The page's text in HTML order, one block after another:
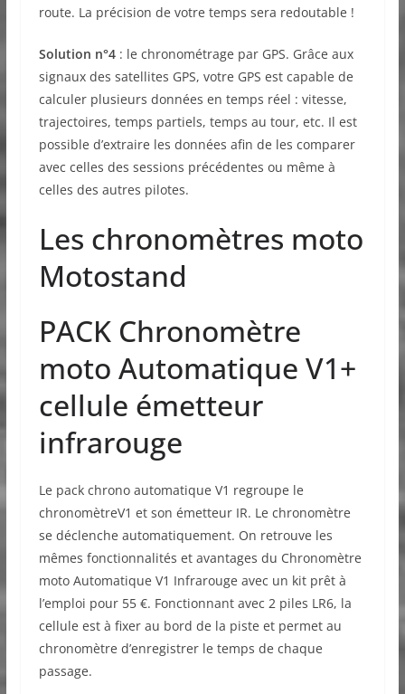
route. La précision de votre temps sera redoutable !
Solution n°4: le chronométrage par GPS. Grâce aux
signaux des satellites GPS, votre GPS est capable de
calculer plusieurs données en temps réel : vitesse,
trajectoires, temps partiels, temps au tour, etc. Il est
possible d’extraire les données afin de les comparer
avec celles des sessions précédentes ou même à
celles des autres pilotes.
Les chronomètres moto
Motostand
PACK Chronomètre
moto Automatique V1+
cellule émetteur
infrarouge
Le pack chrono automatique V1 regroupe le
chronomètreV1 et son émetteur IR. Le chronomètre
se déclenche automatiquement. On retrouve les
mêmes fonctionnalités et avantages du Chronomètre
moto Automatique V1 Infrarouge avec un kit prêt à
l’emploi pour 55 €. Fonctionnant avec 2 piles LR6, la
cellule est à fixer au bord de la piste et permet au
chronomètre d’enregistrer le temps de chaque
passage.